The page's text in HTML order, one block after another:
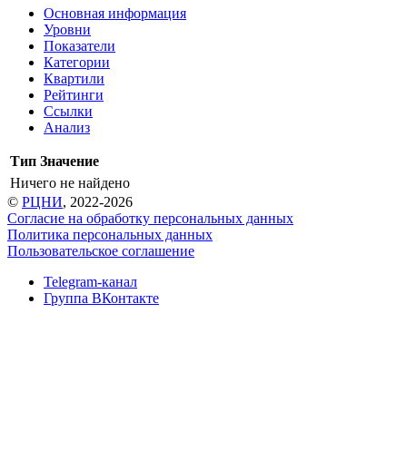
Основная информация
Уровни
Показатели
Категории
Квартили
Рейтинги
Ссылки
Анализ
Тип Значение
Ничего не найдено
© РЦНИ, 2022-2026
Согласие на обработку персональных данных
Политика персональных данных
Пользовательское соглашение
Telegram-канал
Группа ВКонтакте